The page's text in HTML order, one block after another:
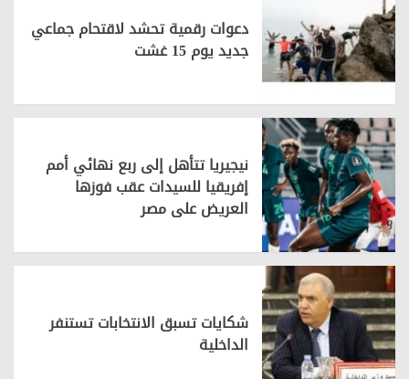
دعوات رقمية تحشد لاقتحام جماعي
جديد يوم 15 غشت
نيجيريا تتأهل إلى ربع نهائي أمم
إفريقيا للسيدات عقب فوزها
العريض على مصر
شكايات تسبق الانتخابات تستنفر
الداخلية